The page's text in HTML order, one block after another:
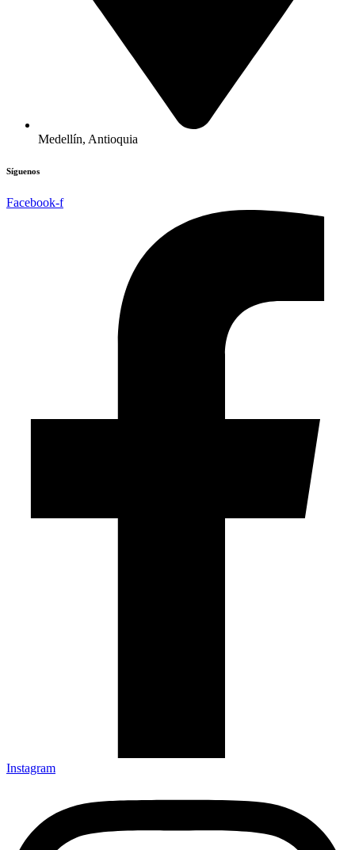
Medellín, Antioquia
Síguenos
Facebook-f
Instagram